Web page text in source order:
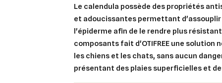
Le calendula possède des propriétés
et adoucissantes permettant
l'épiderme afin de le rendre plus
composants fait d'OTIFREE une solution
les chiens et les chats, sans aucun
présentant des plaies superficielles et